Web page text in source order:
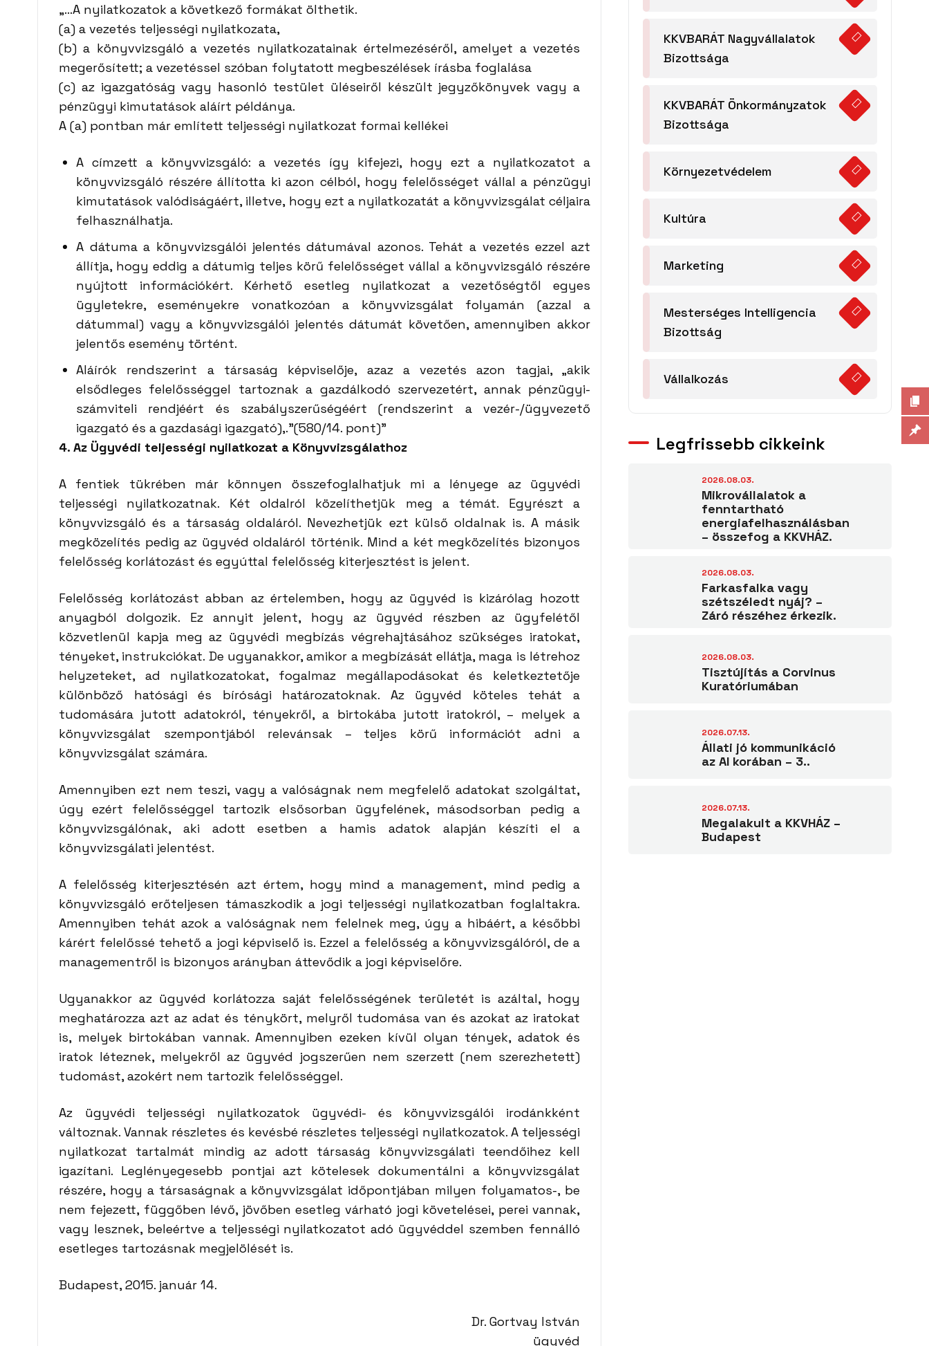
„…A nyilatkozatok a következő formákat ölthetik.
(a) a vezetés teljességi nyilatkozata,
(b) a könyvvizsgáló a vezetés nyilatkozatainak értelmezéséről, amelyet a vezetés
megerősített; a vezetéssel szóban folytatott megbeszélések írásba foglalása
(c) az igazgatóság vagy hasonló testület üléseiről készült jegyzőkönyvek vagy a
pénzügyi kimutatások aláírt példánya.
A (a) pontban már említett teljességi nyilatkozat formai kellékei
A címzett a könyvvizsgáló: a vezetés így kifejezi, hogy ezt a nyilatkozatot a
könyvvizsgáló részére állította ki azon célból, hogy felelősséget vállal a pénzügyi
kimutatások valódiságáért, illetve, hogy ezt a nyilatkozatát a könyvvizsgálat céljaira
felhasználhatja.
A dátuma a könyvvizsgálói jelentés dátumával azonos. Tehát a vezetés ezzel azt
állítja, hogy eddig a dátumig teljes körű felelősséget vállal a könyvvizsgáló részére
nyújtott információkért. Kérhető esetleg nyilatkozat a vezetőségtől egyes
ügyletekre, eseményekre vonatkozóan a könyvvizsgálat folyamán (azzal a
dátummal) vagy a könyvvizsgálói jelentés dátumát követően, amennyiben akkor
jelentős esemény történt.
Aláírók rendszerint a társaság képviselője, azaz a vezetés azon tagjai, „akik
elsődleges felelősséggel tartoznak a gazdálkodó szervezetért, annak pénzügyi-
számviteli rendjéért és szabályszerűségéért (rendszerint a vezér-/ügyvezető
igazgató és a gazdasági igazgató),.”(580/14. pont)”
4. Az Ügyvédi teljességi nyilatkozat a Könyvvizsgálathoz
A fentiek tükrében már könnyen összefoglalhatjuk mi a lényege az ügyvédi
teljességi nyilatkozatnak. Két oldalról közelíthetjük meg a témát. Egyrészt a
könyvvizsgáló és a társaság oldaláról. Nevezhetjük ezt külső oldalnak is. A másik
megközelítés pedig az ügyvéd oldaláról történik. Mind a két megközelítés bizonyos
felelősség korlátozást és egyúttal felelősség kiterjesztést is jelent.
Felelősség korlátozást abban az értelemben, hogy az ügyvéd is kizárólag hozott
anyagból dolgozik. Ez annyit jelent, hogy az ügyvéd részben az ügyfelétől
közvetlenül kapja meg az ügyvédi megbízás végrehajtásához szükséges iratokat,
tényeket, instrukciókat. De ugyanakkor, amikor a megbízását ellátja, maga is létrehoz
helyzeteket, ad nyilatkozatokat, fogalmaz megállapodásokat és keletkeztetője
különböző hatósági és bírósági határozatoknak. Az ügyvéd köteles tehát a
tudomására jutott adatokról, tényekről, a birtokába jutott iratokról, – melyek a
könyvvizsgálat szempontjából relevánsak – teljes körű információt adni a
könyvvizsgálat számára.
Amennyiben ezt nem teszi, vagy a valóságnak nem megfelelő adatokat szolgáltat,
úgy ezért felelősséggel tartozik elsősorban ügyfelének, másodsorban pedig a
könyvvizsgálónak, aki adott esetben a hamis adatok alapján készíti el a
könyvvizsgálati jelentést.
A felelősség kiterjesztésén azt értem, hogy mind a management, mind pedig a
könyvvizsgáló erőteljesen támaszkodik a jogi teljességi nyilatkozatban foglaltakra.
Amennyiben tehát azok a valóságnak nem felelnek meg, úgy a hibáért, a későbbi
kárért felelőssé tehető a jogi képviselő is. Ezzel a felelősség a könyvvizsgálóról, de a
managementről is bizonyos arányban áttevődik a jogi képviselőre.
Ugyanakkor az ügyvéd korlátozza saját felelősségének területét is azáltal, hogy
meghatározza azt az adat és ténykört, melyről tudomása van és azokat az iratokat
is, melyek birtokában vannak. Amennyiben ezeken kívül olyan tények, adatok és
iratok léteznek, melyekről az ügyvéd jogszerűen nem szerzett (nem szerezhetett)
tudomást, azokért nem tartozik felelősséggel.
Az ügyvédi teljességi nyilatkozatok ügyvédi- és könyvvizsgálói irodánkként
változnak. Vannak részletes és kevésbé részletes teljességi nyilatkozatok. A teljességi
nyilatkozat tartalmát mindig az adott társaság könyvvizsgálati teendőihez kell
igazítani. Leglényegesebb pontjai azt kötelesek dokumentálni a könyvvizsgálat
részére, hogy a társaságnak a könyvvizsgálat időpontjában milyen folyamatos-, be
nem fejezett, függőben lévő, jövőben esetleg várható jogi követelései, perei vannak,
vagy lesznek, beleértve a teljességi nyilatkozatot adó ügyvéddel szemben fennálló
esetleges tartozásnak megjelölését is.
Budapest, 2015. január 14.
Dr. Gortvay István
ügyvéd
KKVBARÁT Nagyvállalatok
Bizottsága
KKVBARÁT Önkormányzatok
Bizottsága
Környezetvédelem
Kultúra
Marketing
Mesterséges Intelligencia
Bizottság
Vállalkozás
Legfrissebb cikkeink
2026.08.03.
Mikrovállalatok a
fenntartható
energiafelhasználásban
– összefog a KKVHÁZ.
2026.08.03.
Farkasfalka vagy
szétszéledt nyáj? –
Záró részéhez érkezik.
2026.08.03.
Tisztújítás a Corvinus
Kuratóriumában
2026.07.13.
Állati jó kommunikáció
az AI korában – 3..
2026.07.13.
Megalakult a KKVHÁZ –
Budapest